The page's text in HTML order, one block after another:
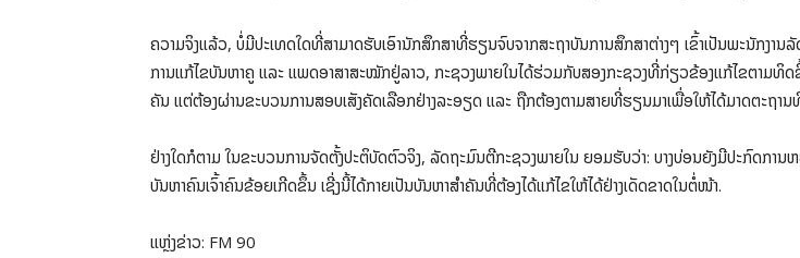
ຄວາມຈິງແລ້ວ, ບໍ່ມີປະເທດໃດທີ່ສາມາດຮັບເອົານັກສຶກສາທີ່ຮຽນຈົບຈາກສະຖາບັນການສຶກສາຕ່າງໆ ເຂົ້າເປັນພະນັກ
ການແກ້ໄຂບັນຫາຄູ ແລະ ແພດອາສາສະໝັກຢູ່ລາວ, ກະຊວງພາຍໃນໄດ້ຮ່ວມກັບສອງກະຊວງທີ່ກ່ຽວຂ້ອງແກ້ໄຂຕາມທິ
ຄັນ ແຕ່ຕ້ອງຜ່ານຂະບວນການສອບເສັງຄັດເລືອກຢ່າງລະອຽດ ແລະ ຖືກຕ້ອງຕາມສາຍທີ່ຮຽນມາເພື່ອໃຫ້ໄດ້ມາດຕະຖາ
ຢ່າງໃດກໍຕາມ ໃນຂະບວນການຈັດຕັ້ງປະຕິບັດຕົວຈິງ, ລັດຖະມົນຕີກະຊວງພາຍໃນ ຍອມຮັບວ່າ: ບາງບ່ອນຍັງມີປະກົດກ
ບັນຫາຄົນເຈົ້າຄົນຂ້ອຍເກີດຂຶ້ນ ເຊີ່ງນີ້ໄດ້ກາຍເປັນບັນຫາສໍາຄັນທີ່ຕ້ອງໄດ້ແກ້ໄຂໃຫ້ໄດ້ຢ່າງເດັດຂາດໃນຕໍ່ໜ້າ.
ແຫຼ່ງຂ່າວ: FM 90